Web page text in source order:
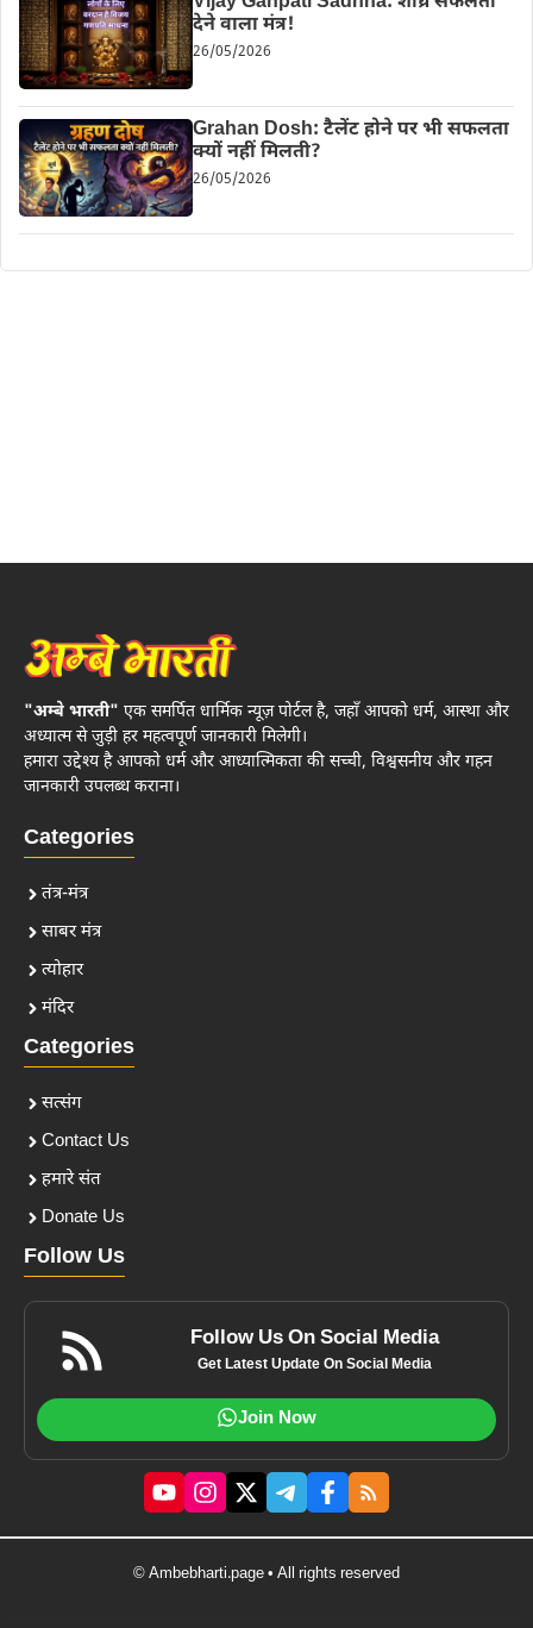
देने वाला मंत्र!
26/05/2026
Grahan Dosh: टैलेंट होने पर भी सफलता
क्यों नहीं मिलती?
26/05/2026
"अम्बे भारती" एक समर्पित धार्मिक न्यूज़ पोर्टल है, जहाँ आपको धर्म, आस्था और
अध्यात्म से जुड़ी हर महत्वपूर्ण जानकारी मिलेगी।
हमारा उद्देश्य है आपको धर्म और आध्यात्मिकता की सच्ची, विश्वसनीय और गहन
जानकारी उपलब्ध कराना।
Categories
तंत्र-मंत्र
साबर मंत्र
त्योहार
मंदिर
Categories
सत्संग
Contact Us
हमारे संत
Donate Us
Follow Us
Follow Us On Social Media
Get Latest Update On Social Media
Join Now
© Ambebharti.page • All rights reserved